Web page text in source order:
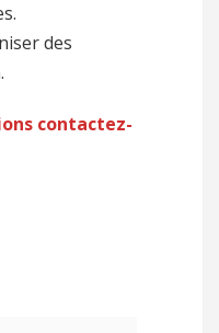
des
contactez-